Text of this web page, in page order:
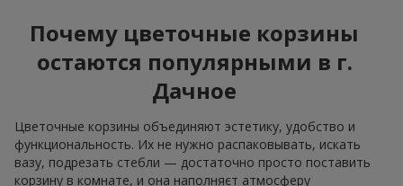
Почему цветочные корзины
остаются популярными в г.
Дачное
Цветочные корзины объединяют эстетику, удобство и
функциональность. Их не нужно распаковывать, искать
вазу, подрезать стебли — достаточно просто поставить
корзину в комнате, и она наполняєт атмосферу